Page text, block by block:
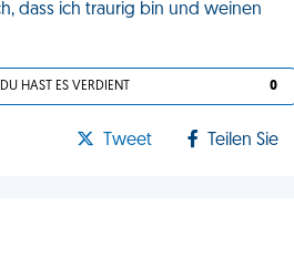
dass ich traurig bin und weinen
DU HAST ES VERDIENT 0
Tweet Teilen Sie